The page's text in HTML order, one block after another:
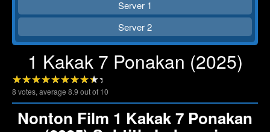
Server 1
Server 2
1 Kakak 7 Ponakan (2025)
8 votes, average 8.9 out of 10
Nonton Film 1 Kakak 7 Ponakan